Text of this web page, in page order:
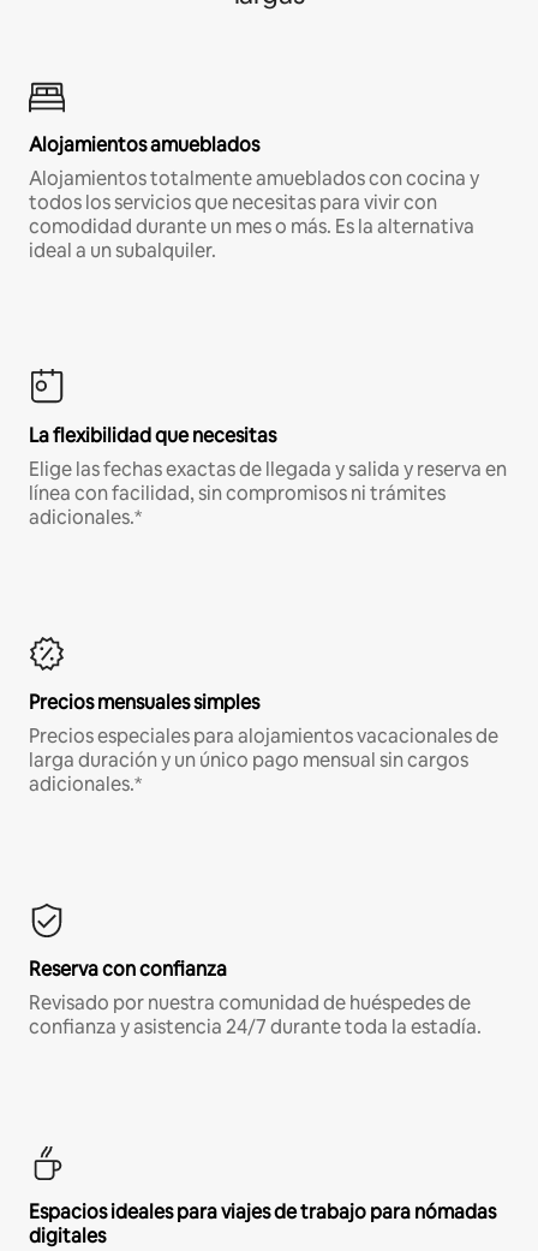
Alojamientos amueblados
Alojamientos totalmente amueblados con cocina y
todos los servicios que necesitas para vivir con
comodidad durante un mes o más. Es la alternativa
ideal a un subalquiler.
La flexibilidad que necesitas
Elige las fechas exactas de llegada y salida y reserva en
línea con facilidad, sin compromisos ni trámites
adicionales.*
Precios mensuales simples
Precios especiales para alojamientos vacacionales de
larga duración y un único pago mensual sin cargos
adicionales.*
Reserva con confianza
Revisado por nuestra comunidad de huéspedes de
confianza y asistencia 24/7 durante toda la estadía.
Espacios ideales para viajes de trabajo para nómadas
digitales